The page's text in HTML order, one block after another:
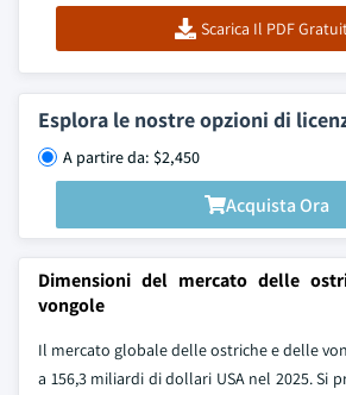
Scarica Il PDF
Esplora le nostre opzioni di
A partire da: $2,450
Acquista Ora
Dimensioni del mercato delle
vongole
Il mercato globale delle ostriche e delle
a 156,3 miliardi di dollari USA nel 2025. Si